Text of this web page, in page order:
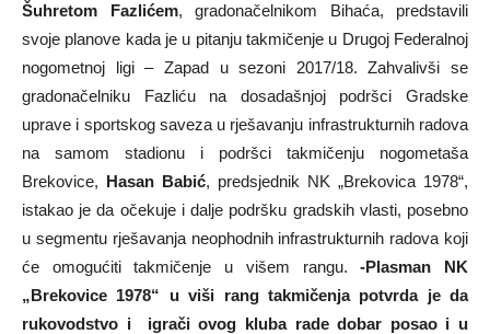
Šuhretom Fazlićem, gradonačelnikom Bihaća, predstavili
svoje planove kada je u pitanju takmičenje u Drugoj Federalnoj
nogometnoj ligi – Zapad u sezoni 2017/18. Zahvalivši se
gradonačelniku Fazliću na dosadašnjoj podršci Gradske
uprave i sportskog saveza u rješavanju infrastrukturnih radova
na samom stadionu i podršci takmičenju nogometaša
Brekovice, Hasan Babić, predsjednik NK „Brekovica 1978“,
istakao je da očekuje i dalje podršku gradskih vlasti, posebno
u segmentu rješavanja neophodnih infrastrukturnih radova koji
će omogućiti takmičenje u višem rangu.-Plasman NK
„Brekovice 1978“ u viši rang takmičenja potvrda je da
rukovodstvo i igrači ovog kluba rade dobar posao i u